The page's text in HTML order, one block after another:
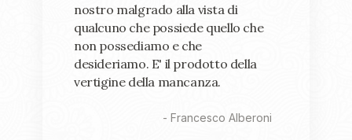
nostro malgrado alla vista di
qualcuno che possiede quello che
non possediamo e che
desideriamo. E' il prodotto della
vertigine della mancanza.
- Francesco Alberoni